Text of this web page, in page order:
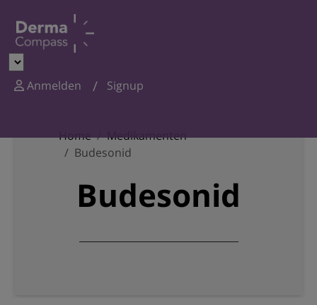
Anmelden Signup
Home
Medikamenten
Budesonid
Budesonid